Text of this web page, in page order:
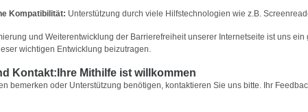
Kompatibilität: Unterstützung durch viele Hilfstechnologien wie z.B.
und Weiterentwicklung der Barrierefreiheit unserer Internetseite ist uns
wichtigen Entwicklung beizutragen.
Kontakt:Ihre Mithilfe ist willkommen
bemerken oder Unterstützung benötigen, kontaktieren Sie uns bitte. Ihr